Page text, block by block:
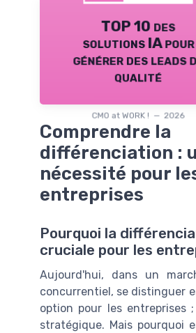
TOP 10 des
solutions IA pour
générer des leads
qualité
CMO at WORK ! — 2026
Comprendre la
différenciation :
nécessité pour
entreprises
Pourquoi la
cruciale pour les
Aujourd'hui, dans un
concurrentiel, se distinguer
option pour les entreprises
stratégique. Mais pourquoi